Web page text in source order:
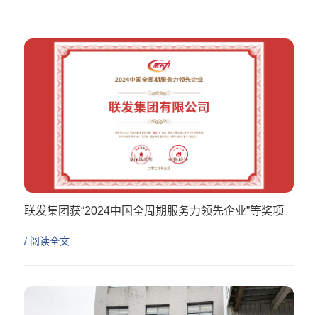
联发集团获“2024中国全周期服务力领先企业”等奖项
/ 阅读全文